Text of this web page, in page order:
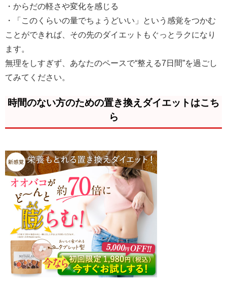
・からだの軽さや変化を感じる
・「このくらいの量でちょうどいい」という感覚をつかむ
ことができれば、その先のダイエットもぐっとラクになり
ます。
無理をしすぎず、あなたのペースで“整える7日間”を過ごし
てみてください。
時間のない方のための置き換えダイエットはこち
ら